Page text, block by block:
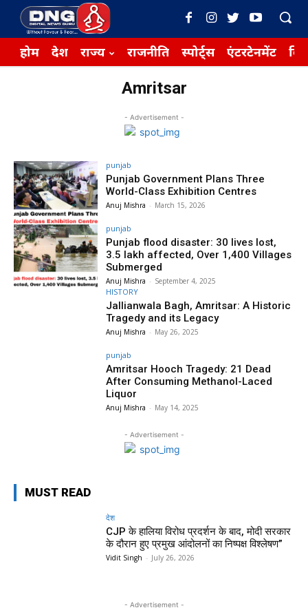
होम देश राज्य राजनीति स्पोर्ट्स एंटरटेनमेंट
Amritsar
- Advertisement -
punjab
Punjab Government Plans Three
World-Class Exhibition Centres
Anuj Mishra - March 15, 2026
punjab
Punjab flood disaster: 30 lives lost,
3.5 lakh affected, Over 1,400 Villages
Submerged
Anuj Mishra - September 4, 2025
HISTORY
Jallianwala Bagh, Amritsar: A Historic
Tragedy and its Legacy
Anuj Mishra - May 26, 2025
punjab
Amritsar Hooch Tragedy: 21 Dead
After Consuming Methanol-Laced
Liquor
Anuj Mishra - May 14, 2025
- Advertisement -
MUST READ
देश
CJP के हालिया विरोध प्रदर्शन के बाद, मोदी सरकार
के दौरान हुए प्रमुख आंदोलनों का निष्पक्ष विश्लेषण”
Vidit Singh - July 26, 2026
- Advertisement -